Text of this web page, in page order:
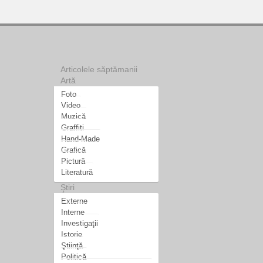
Articolele săptămanii
Artă
Foto
Video
Muzică
Graffiti
Hand-Made
Grafică
Pictură
Literatură
Ştiri
Externe
Interne
Investigaţii
Istorie
Ştiinţă
Politică